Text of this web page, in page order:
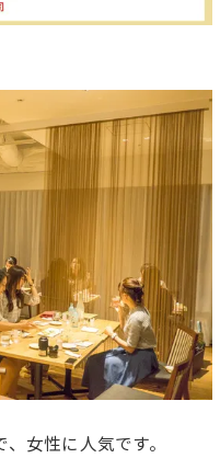
女性に人気です。